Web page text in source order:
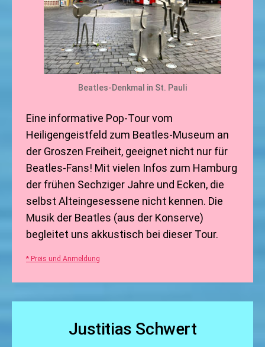
Beatles-Denkmal in St. Pauli
Eine informative Pop-Tour vom
Heiligengeistfeld zum Beatles-Museum an
der Groszen Freiheit, geeignet nicht nur für
Beatles-Fans! Mit vielen Infos zum Hamburg
der frühen Sechziger Jahre und Ecken, die
selbst Alteingesessene nicht kennen. Die
Musik der Beatles (aus der Konserve)
begleitet uns akkustisch bei dieser Tour.
* Preis und Anmeldung
Justitias Schwert